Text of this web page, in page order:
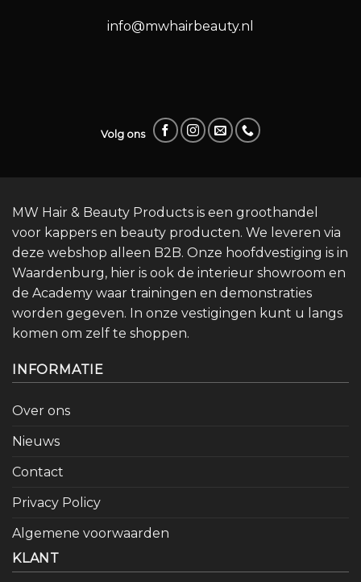
info@mwhairbeauty.nl
Volg ons
MW Hair & Beauty Products is een groothandel
voor kappers en beauty producten. We leveren via
deze webshop alleen B2B. Onze hoofdvestiging is in
Waardenburg, hier is ook de interieur showroom en
de Academy waar trainingen en demonstraties
worden gegeven. In onze vestigingen kunt u langs
komen om zelf te shoppen.
INFORMATIE
Over ons
Nieuws
Contact
Privacy Policy
Algemene voorwaarden
KLANT